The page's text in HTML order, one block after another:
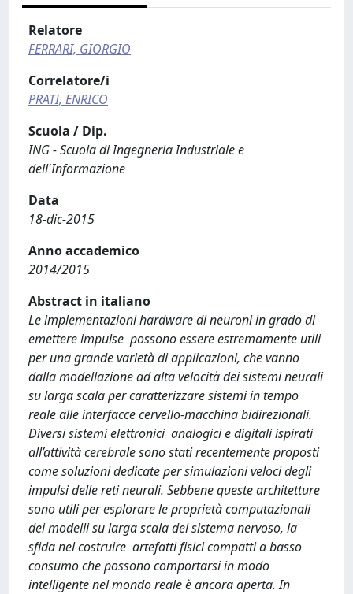
Relatore
FERRARI, GIORGIO
Correlatore/i
PRATI, ENRICO
Scuola / Dip.
ING - Scuola di Ingegneria Industriale e
dell'Informazione
Data
18-dic-2015
Anno accademico
2014/2015
Abstract in italiano
Le implementazioni hardware di neuroni in grado di
emettere impulse possono essere estremamente utili
per una grande varietà di applicazioni, che vanno
dalla modellazione ad alta velocità dei sistemi neurali
su larga scala per caratterizzare sistemi in tempo
reale alle interfacce cervello-macchina bidirezionali.
Diversi sistemi elettronici analogici e digitali ispirati
all’attività cerebrale sono stati recentemente proposti
come soluzioni dedicate per simulazioni veloci degli
impulsi delle reti neurali. Sebbene queste architetture
sono utili per esplorare le proprietà computazionali
dei modelli su larga scala del sistema nervoso, la
sfida nel costruire artefatti fisici compatti a basso
consumo che possono comportarsi in modo
intelligente nel mondo reale è ancora aperta. In